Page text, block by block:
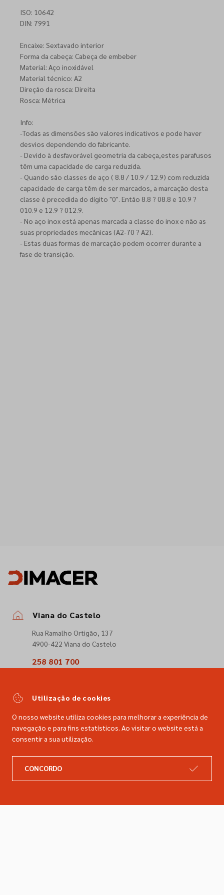
ISO: 10642
DIN: 7991
Encaixe: Sextavado interior
Forma da cabeça: Cabeça de embeber
Material: Aço inoxidável
Material técnico: A2
Direção da rosca: Direita
Rosca: Métrica
Info:
-Todas as dimensões são valores indicativos e pode haver
desvios dependendo do fabricante.
- Devido à desfavorável geometria da cabeça,estes parafusos
têm uma capacidade de carga reduzida.
- Quando são classes de aço ( 8.8 / 10.9 / 12.9) com reduzida
capacidade de carga têm de ser marcados, a marcação desta
classe é precedida do dígito "0". Então 8.8 ? 08.8 e 10.9 ?
010.9 e 12.9 ? 012.9.
- No aço inox está apenas marcada a classe do inox e não as
suas propriedades mecânicas (A2-70 ? A2).
- Estas duas formas de marcação podem ocorrer durante a
fase de transição.
Viana do Castelo
Rua Ramalho Ortigão, 137
4900-422 Viana do Castelo
258 801 700
comercial@dimacer.com
Catálogo
Utilização de cookies
O nosso website utiliza cookies para melhorar a experiência de
navegação e para fins estatísticos. Ao visitar o website está a
consentir a sua utilização.
CONCORDO